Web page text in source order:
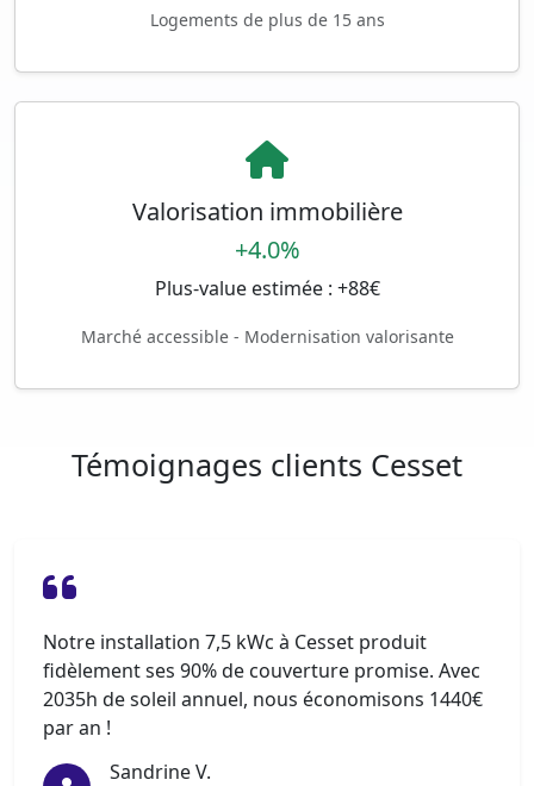
Logements de plus de 15 ans
Valorisation immobilière
+4.0%
Plus-value estimée : +88€
Marché accessible - Modernisation valorisante
Témoignages clients Cesset
Notre installation 7,5 kWc à Cesset produit
fidèlement ses 90% de couverture promise. Avec
2035h de soleil annuel, nous économisons 1440€
par an !
Sandrine V.